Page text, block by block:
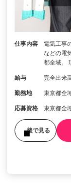
仕事内容
電気工事
などの電
都全域。
給与 完全出来
勤務地 東京都全
応募資格 東京都全
後で見る